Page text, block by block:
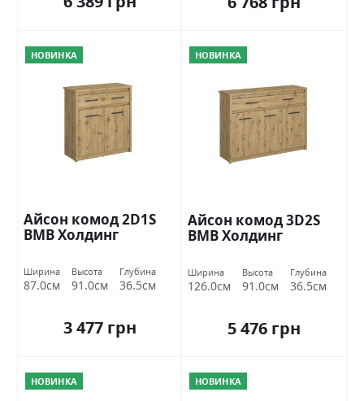
НОВИНКА
Айсон комод 2D1S
ВМВ Холдинг
Ширина
87.0см
Высота
91.0см
Глубина
36.5см
3 477 грн
НОВИНКА
Айсон комод 3D2S
ВМВ Холдинг
Ширина
126.0см
Высота
91.0см
Глубина
36.5см
5 476 грн
НОВИНКА НОВИНКА